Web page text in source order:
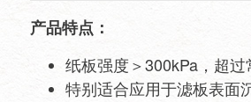
产品特点：
纸板强度＞300kPa，超
特别适合应用于滤板表面